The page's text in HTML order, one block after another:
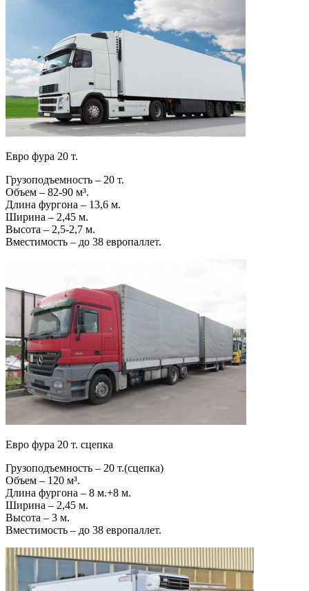
Евро фура 20 т.
Грузоподъемность – 20 т.
Объем – 82-90 м³.
Длина фургона – 13,6 м.
Ширина – 2,45 м.
Высота – 2,5-2,7 м.
Вместимость – до 38 европаллет.
Евро фура 20 т. сцепка
Грузоподъемность – 20 т.(сцепка)
Объем – 120 м³.
Длина фургона – 8 м.+8 м.
Ширина – 2,45 м.
Высота – 3 м.
Вместимость – до 38 европаллет.